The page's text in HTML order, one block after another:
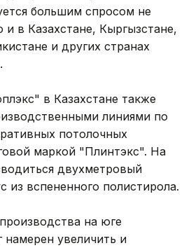
большим спросом не
и в Казахстане, Кыргызстане,
и других странах
в Казахстане также
линиями по
потолочных
маркой "Плинтэкс". На
двухметровый
из вспененного полистирола.
на юге
намерен увеличить и